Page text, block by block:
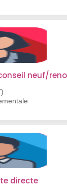
neuf/
directe